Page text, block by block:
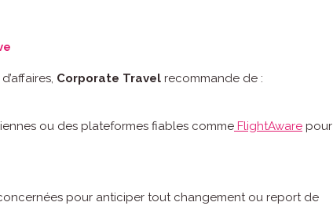
Corporate Travel recommande de :
ou des plateformes fiables comme FlightAware pour
pour anticiper tout changement ou report de